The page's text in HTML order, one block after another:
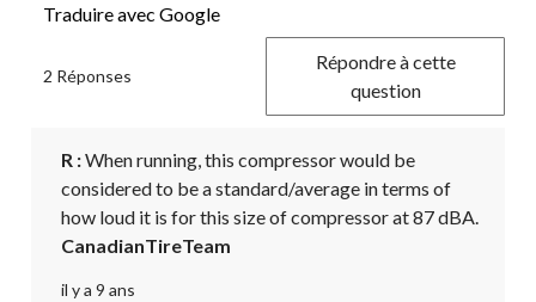
Traduire avec Google
2 Réponses
Répondre à cette
question
R : When running, this compressor would be
considered to be a standard/average in terms of
how loud it is for this size of compressor at 87 dBA.
CanadianTireTeam
il y a 9 ans